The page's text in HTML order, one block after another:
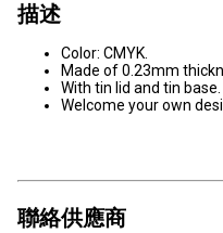
描述
Color: CMYK.
Made of 0.23mm
With tin lid and tin base.
Welcome your own
聯絡供應商